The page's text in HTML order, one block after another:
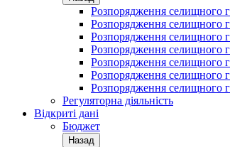
Розпорядження селищного
Розпорядження селищного
Розпорядження селищного
Розпорядження селищного
Розпорядження селищного
Розпорядження селищного
Розпорядження селищного
Регуляторна діяльність
Відкриті дані
Бюджет
Назад